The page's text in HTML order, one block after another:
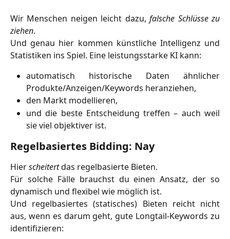
Wir Menschen neigen leicht dazu,falsche Schlüsse zu
ziehen.
Und genau hier kommen künstliche Intelligenz und
Statistiken ins Spiel. Eine leistungsstarke KI kann:
automatisch historische Daten ähnlicher
Produkte/Anzeigen/Keywords heranziehen,
den Markt modellieren,
und die beste Entscheidung treffen – auch weil
sie viel objektiver ist.
Regelbasiertes Bidding: Nay
Hierscheitertdas regelbasierte Bieten.
Für solche Fälle brauchst du einen Ansatz, der so
dynamisch und flexibel wie möglich ist.
Und regelbasiertes (statisches) Bieten reicht nicht
aus, wenn es darum geht, gute Longtail-Keywords zu
identifizieren: